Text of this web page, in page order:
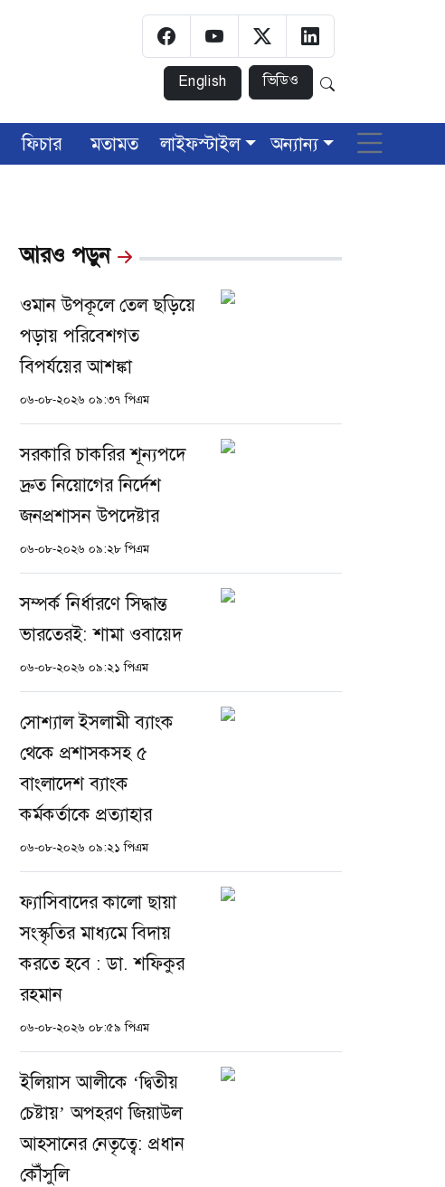
English ভিডিও
ফিচার মতামত লাইফস্টাইল অন্যান্য
আরও পড়ুন
ওমান উপকূলে তেল ছড়িয়ে
পড়ায় পরিবেশগত
বিপর্যয়ের আশঙ্কা
০৬-০৮-২০২৬ ০৯:৩৭ পিএম
সরকারি চাকরির শূন্যপদে
দ্রুত নিয়োগের নির্দেশ
জনপ্রশাসন উপদেষ্টার
০৬-০৮-২০২৬ ০৯:২৮ পিএম
সম্পর্ক নির্ধারণে সিদ্ধান্ত
ভারতেরই: শামা ওবায়েদ
০৬-০৮-২০২৬ ০৯:২১ পিএম
সোশ্যাল ইসলামী ব্যাংক
থেকে প্রশাসকসহ ৫
বাংলাদেশ ব্যাংক
কর্মকর্তাকে প্রত্যাহার
০৬-০৮-২০২৬ ০৯:২১ পিএম
ফ্যাসিবাদের কালো ছায়া
সংস্কৃতির মাধ্যমে বিদায়
করতে হবে : ডা. শফিকুর
রহমান
০৬-০৮-২০২৬ ০৮:৫৯ পিএম
ইলিয়াস আলীকে ‘দ্বিতীয়
চেষ্টায়’ অপহরণ জিয়াউল
আহসানের নেতৃত্বে: প্রধান
কৌঁসুলি